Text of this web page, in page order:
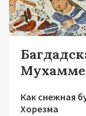
Как снежная
Хорезма